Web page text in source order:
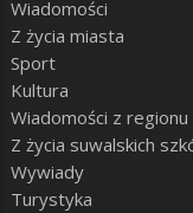
Wiadomości
Z życia miasta
Sport
Kultura
Wiadomości z regionu
Z życia suwalskich
Wywiady
Turystyka